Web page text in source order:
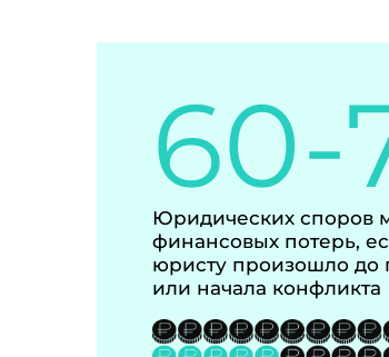
60-
Юридических споров
финансовых потерь,
юристу произошло до
или начала конфликта